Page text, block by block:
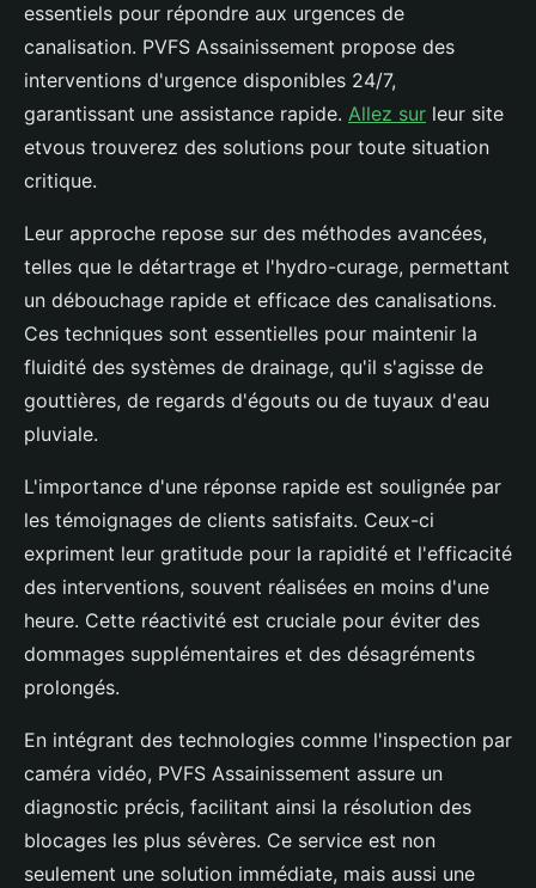
essentiels pour répondre aux urgences de
canalisation. PVFS Assainissement propose des
interventions d'urgence disponibles 24/7,
garantissant une assistance rapide. Allez sur leur site
etvous trouverez des solutions pour toute situation
critique.
Leur approche repose sur des méthodes avancées,
telles que le détartrage et l'hydro-curage, permettant
un débouchage rapide et efficace des canalisations.
Ces techniques sont essentielles pour maintenir la
fluidité des systèmes de drainage, qu'il s'agisse de
gouttières, de regards d'égouts ou de tuyaux d'eau
pluviale.
L'importance d'une réponse rapide est soulignée par
les témoignages de clients satisfaits. Ceux-ci
expriment leur gratitude pour la rapidité et l'efficacité
des interventions, souvent réalisées en moins d'une
heure. Cette réactivité est cruciale pour éviter des
dommages supplémentaires et des désagréments
prolongés.
En intégrant des technologies comme l'inspection par
caméra vidéo, PVFS Assainissement assure un
diagnostic précis, facilitant ainsi la résolution des
blocages les plus sévères. Ce service est non
seulement une solution immédiate, mais aussi une